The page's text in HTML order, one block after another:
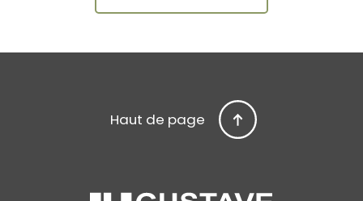
Haut de page